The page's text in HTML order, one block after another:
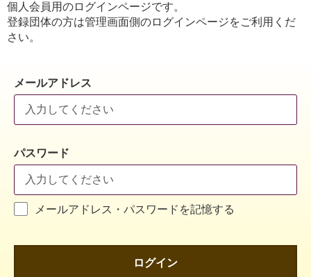
個人会員用のログインページです。
登録団体の方は管理画面側のログインページをご利用くだ
さい。
メールアドレス
パスワード
メールアドレス・パスワードを記憶する
ログイン